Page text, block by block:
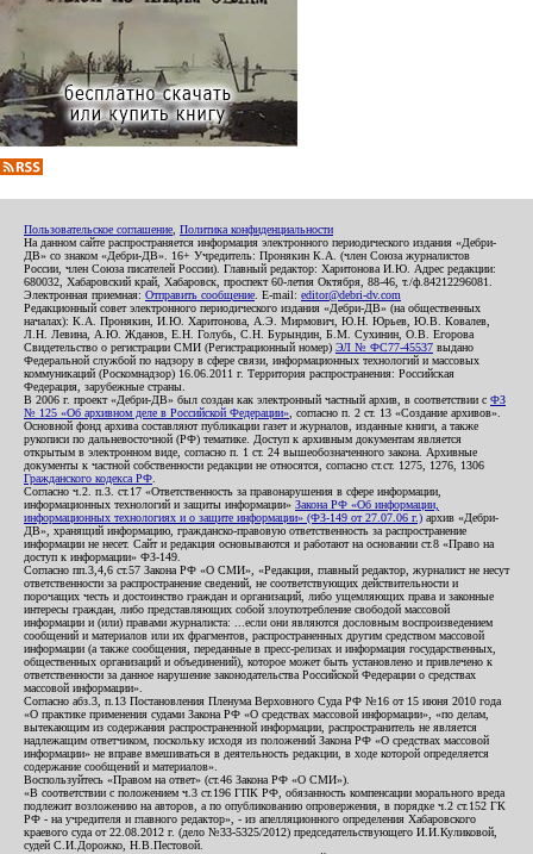
Пользовательское соглашение Политика конфиденциальности
На данном сайте распространяется информация электронного периодического издания «Дебри-
ДВ» со знаком «Дебри-ДВ». 16+ Учредитель: Пронякин К.А. (член Союза журналистов
России, член Союза писателей России). Главный редактор: Харитонова И.Ю. Адрес редакции:
680032, Хабаровский край, Хабаровск, проспект 60-летия Октября, 88-46, т./ф.84212296081.
Электронная приемная: Отправить сообщение . E-mail: editor@debri-dv.com
Редакционный совет электронного периодического издания «Дебри-ДВ» (на общественных
началах): К.А. Пронякин, И.Ю. Харитонова, А.Э. Мирмович, Ю.Н. Юрьев, Ю.В. Ковалев,
Л.Н. Левина, А.Ю. Жданов, Е.Н. Голубь, С.Н. Бурындин, Б.М. Сухинин, О.В. Егорова
Свидетельство о регистрации СМИ (Регистрационный номер) ЭЛ № ФС77-45537 выдано
Федеральной службой по надзору в сфере связи, информационных технологий и массовых
коммуникаций (Роскомнадзор) 16.06.2011 г. Территория распространения: Российская
Федерация, зарубежные страны.
В 2006 г. проект «Дебри-ДВ» был создан как электронный частный архив, в соответствии с ФЗ
№ 125 «Об архивном деле в Российской Федерации» , согласно п. 2 ст. 13 «Создание архивов».
Основной фонд архива составляют публикации газет и журналов, изданные книги, а также
рукописи по дальневосточной (РФ) тематике. Доступ к архивным документам является
открытым в электронном виде, согласно п. 1 ст. 24 вышеобозначенного закона. Архивные
документы к частной собственности редакции не относятся, согласно ст.ст. 1275, 1276, 1306
Гражданского кодекса РФ
Согласно ч.2. п.3. ст.17 «Ответственность за правонарушения в сфере информации,
информационных технологий и защиты информации» Закона РФ «Об информации,
информационных технологиях и о защите информации» (ФЗ-149 от 27.07.06 г.) архив «Дебри-
ДВ», хранящий информацию, гражданско-правовую ответственность за распространение
информации не несет. Сайт и редакция основываются и работают на основании ст.8 «Право на
доступ к информации» ФЗ-149.
Согласно пп.3,4,6 ст.57 Закона РФ «О СМИ», «Редакция, главный редактор, журналист не несут
ответственности за распространение сведений, не соответствующих действительности и
порочащих честь и достоинство граждан и организаций, либо ущемляющих права и законные
интересы граждан, либо представляющих собой злоупотребление свободой массовой
информации и (или) правами журналиста: ...если они являются дословным воспроизведением
сообщений и материалов или их фрагментов, распространенных другим средством массовой
информации (а также сообщения, переданные в пресс-релизах и информация государственных,
общественных организаций и объединений), которое может быть установлено и привлечено к
ответственности за данное нарушение законодательства Российской Федерации о средствах
массовой информации».
Согласно абз.3, п.13 Постановления Пленума Верховного Суда РФ №16 от 15 июня 2010 года
«О практике применения судами Закона РФ «О средствах массовой информации», «по делам,
вытекающим из содержания распространенной информации, распространитель не является
надлежащим ответчиком, поскольку исходя из положений Закона РФ «О средствах массовой
информации» не вправе вмешиваться в деятельность редакции, в ходе которой определяется
содержание сообщений и материалов».
Воспользуйтесь «Правом на ответ» (ст.46 Закона РФ «О СМИ»).
«В соответствии с положением ч.3 ст.196 ГПК РФ, обязанность компенсации морального вреда
подлежит возложению на авторов, а по опубликованию опровержения, в порядке ч.2 ст.152 ГК
РФ - на учредителя и главного редактор», - из апелляционного определения Хабаровского
краевого суда от 22.08.2012 г. (дело №33-5325/2012) председательствующего И.И.Куликовой,
судей С.И.Дорожко, Н.В.Пестовой.